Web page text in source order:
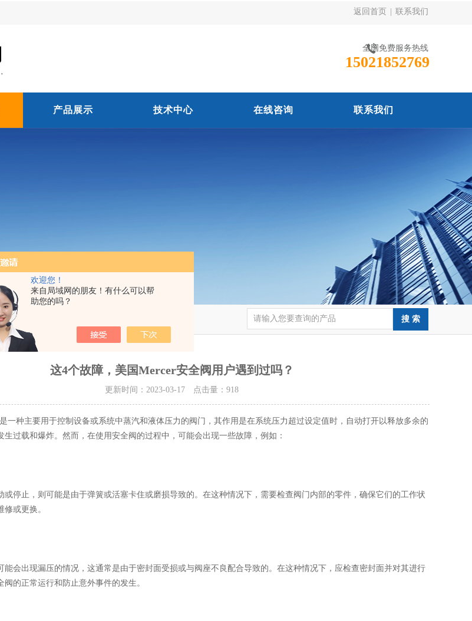
欢迎您！
来自局域网的朋友！有什么可以帮
助您的吗？
返回首页 联系我们
全国免费服务热线
15021852769
产品展示 技术中心 在线咨询 联系我们
这4个故障，美国Mercer安全阀用户遇到过吗？
更新时间：2023-03-17 点击量： 918
是一种主要用于控制设备或系统中蒸汽和液体压力的阀门，其作用是在系统压力超过设定值时，自动打开以释放多余的
生过载和爆炸。然而，在使用安全阀的过程中，可能会出现一些故障，例如：
止，则可能是由于弹簧或活塞卡住或磨损导致的。在这种情况下，需要检查阀门内部的零件，确保它们的工作状
或更换。
出现漏压的情况，这通常是由于密封面受损或与阀座不良配合导致的。在这种情况下，应检查密封面并对其进行
的正常运行和防止意外事件的发生。